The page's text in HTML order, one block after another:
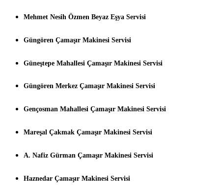
Mehmet Nesih Özmen Beyaz Eşya Servisi
Güngören Çamaşır Makinesi Servisi
Güneştepe Mahallesi Çamaşır Makinesi Servisi
Güngören Merkez Çamaşır Makinesi Servisi
Gençosman Mahallesi Çamaşır Makinesi Servisi
Mareşal Çakmak Çamaşır Makinesi Servisi
A. Nafiz Gürman Çamaşır Makinesi Servisi
Haznedar Çamaşır Makinesi Servisi